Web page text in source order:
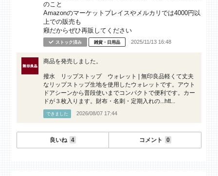
のこと
Amazonのマーケットプレイスやメルカリでは4000円以
上での販売も
癪だからぜひ再販してください
ストック済み 雑貨・日用品 2025/11/13 16:48
商品を発売しました。
撥水 リップストップ ウォレット | 無印良品軽くて丈夫
なリップストップ生地を使用したウォレットです。アウト
ドアシーンから普段使いまでコンパクトで便利です。カー
ドが３枚入ります。財布・名刺・定期入れの...htt...
できました 2026/08/07 17:44
良いね 4 コメント 0